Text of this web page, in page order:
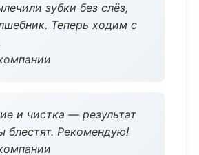
зубки без слёз,
Теперь ходим с
и чистка — результат
блестят. Рекомендую!